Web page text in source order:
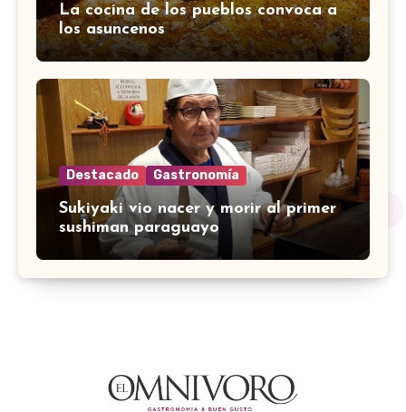
La cocina de los pueblos convoca a
los asuncenos
Destacado Gastronomía
Sukiyaki vio nacer y morir al primer
sushiman paraguayo